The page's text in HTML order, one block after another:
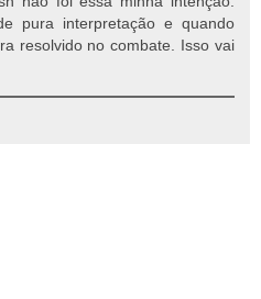
pura interpretação e quando
resolvido no combate. Isso vai